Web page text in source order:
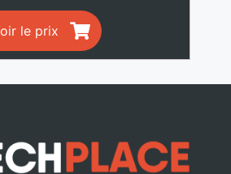
le prix